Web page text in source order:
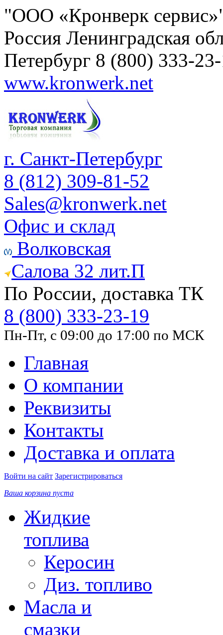
"ООО «Кронверк
Россия Ленинградская
Петербург 8 (800) 333-
www.kronwerk.net
г. Санкт-Петербург
8 (812) 309-81-52
Sales@kronwerk.net
Офис и склад
Волковская
Салова 32 лит.П
По России, доставка ТК
8 (800) 333-23-19
Пн-Пт, с 09:00 до 17:00 по МСК
Главная
О компании
Реквизиты
Контакты
Доставка и оплата
Войти на сайт Зарегистрироваться
Ваша корзина пуста
Жидкие
топлива
Керосин
Диз. топливо
Масла и
смазки